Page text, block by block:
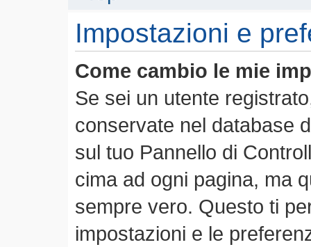
Impostazioni e
Come cambio le mie
Se sei un utente
conservate nel database
sul tuo Pannello di
cima ad ogni pagina, ma
sempre vero. Questo ti
impostazioni e le